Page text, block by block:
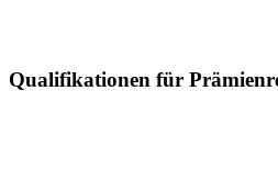
Qualifikationen für